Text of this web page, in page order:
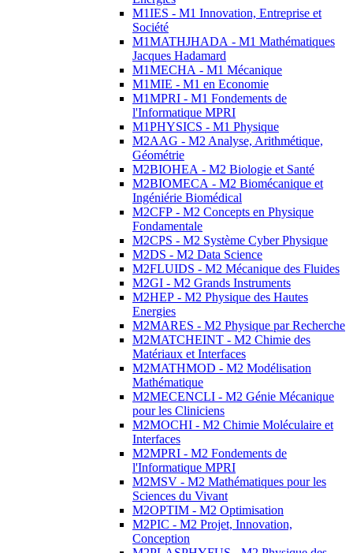
M1IES - M1 Innovation, Entreprise et
Société
M1MATHJHADA - M1 Mathématiques
Jacques Hadamard
M1MECHA - M1 Mécanique
M1MIE - M1 en Economie
M1MPRI - M1 Fondements de
l'Informatique MPRI
M1PHYSICS - M1 Physique
M2AAG - M2 Analyse, Arithmétique,
Géométrie
M2BIOHEA - M2 Biologie et Santé
M2BIOMECA - M2 Biomécanique et
Ingéniérie Biomédical
M2CFP - M2 Concepts en Physique
Fondamentale
M2CPS - M2 Système Cyber Physique
M2DS - M2 Data Science
M2FLUIDS - M2 Mécanique des Fluides
M2GI - M2 Grands Instruments
M2HEP - M2 Physique des Hautes
Energies
M2MARES - M2 Physique par Recherche
M2MATCHEINT - M2 Chimie des
Matériaux et Interfaces
M2MATHMOD - M2 Modélisation
Mathématique
M2MECENCLI - M2 Génie Mécanique
pour les Cliniciens
M2MOCHI - M2 Chimie Moléculaire et
Interfaces
M2MPRI - M2 Fondements de
l'Informatique MPRI
M2MSV - M2 Mathématiques pour les
Sciences du Vivant
M2OPTIM - M2 Optimisation
M2PIC - M2 Projet, Innovation,
Conception